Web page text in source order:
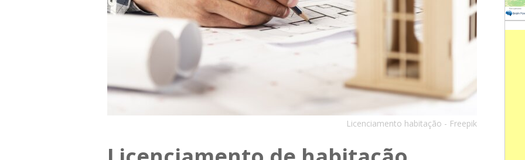
Licenciamento habitação - Freepik